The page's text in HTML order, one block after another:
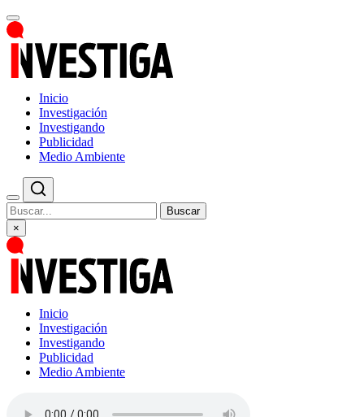
Inicio
Investigación
Investigando
Publicidad
Medio Ambiente
Buscar
×
Inicio
Investigación
Investigando
Publicidad
Medio Ambiente